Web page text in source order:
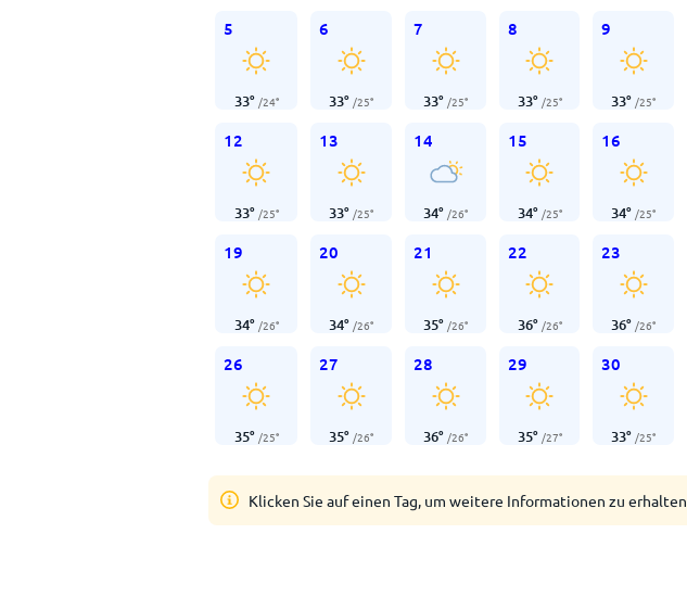
5
33° /24°
6
33° /25°
7
33° /25°
8
33° /25°
9
33° /25°
12
33° /25°
13
33° /25°
14
34° /26°
15
34° /25°
16
34° /25°
19
34° /26°
20
34° /26°
21
35° /26°
22
36° /26°
23
36° /26°
26
35° /25°
27
35° /26°
28
36° /26°
29
35° /27°
30
33° /25°
Klicken Sie auf einen Tag, um weitere Informationen zu erhalten